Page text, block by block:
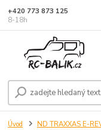
+420 773 873 125
8-18h
Úvod ND TRAXXAS E-